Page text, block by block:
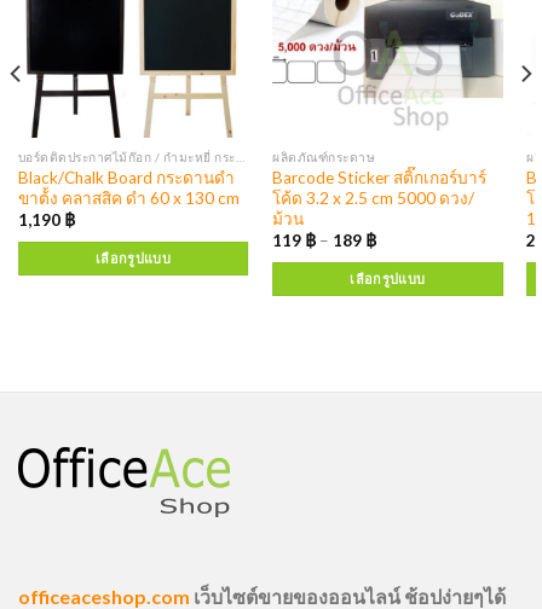
Black/Chalk Board กระดานดำ
ขาต้้ง คลาสสิค ดำ 60 x 130 cm
1,190 ฿
เลือกรูปแบบ
ผลิตภัณฑ์กระดาษ
Barcode Sticker สติ๊กเกอร์บาร์
โค้ด 3.2 x 2.5 cm 5000 ดวง/
ม้วน
119 ฿ – 189 ฿
เลือกรูปแบบ
ผ
โ
officeaceshop.com เว็บไซต์ขายของออนไลน์ ช้อปง่ายๆได้